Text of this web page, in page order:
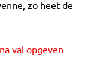
zo heet de
val opgeven